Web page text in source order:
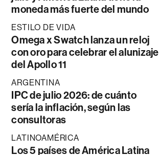
moneda más fuerte del mundo
ESTILO DE VIDA
Omega x Swatch lanza un reloj
con oro para celebrar el alunizaje
del Apollo 11
ARGENTINA
IPC de julio 2026: de cuánto
sería la inflación, según las
consultoras
LATINOAMÉRICA
Los 5 países de América Latina